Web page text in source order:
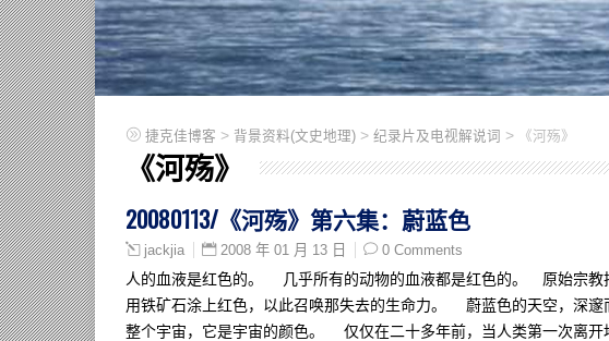
捷克佳博客 > 背景资料(文史地理) > 纪录片及电视解说词 > 《河殇》
《河殇》
20080113/《河殇》第六集：蔚蓝色
jackjia 2008 年 01 月 13 日 0 Comments
人的血液是红色的。 几乎所有的动物的血液都是红色的。 原始宗教
用铁矿石涂上红色，以此召唤那失去的生命力。 蔚蓝色的天空，深邃
整个宇宙，它是宇宙的颜色。 仅仅在二十多年前，当人类第一次离开